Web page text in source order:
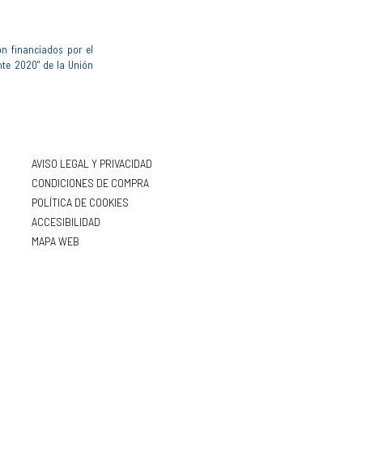
financiados por el
2020" de la Unión
AVISO LEGAL Y PRIVACIDAD
CONDICIONES DE COMPRA
POLÍTICA DE COOKIES
ACCESIBILIDAD
MAPA WEB